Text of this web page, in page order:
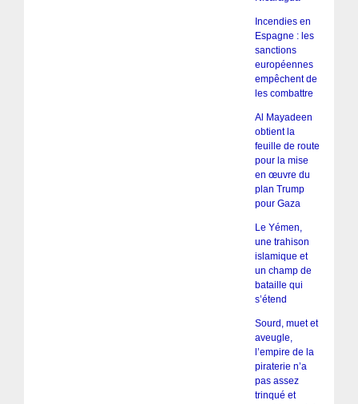
Incendies en
Espagne : les
sanctions
européennes
empêchent de
les combattre
Al Mayadeen
obtient la
feuille de route
pour la mise
en œuvre du
plan Trump
pour Gaza
Le Yémen,
une trahison
islamique et
un champ de
bataille qui
s’étend
Sourd, muet et
aveugle,
l’empire de la
piraterie n’a
pas assez
trinqué et